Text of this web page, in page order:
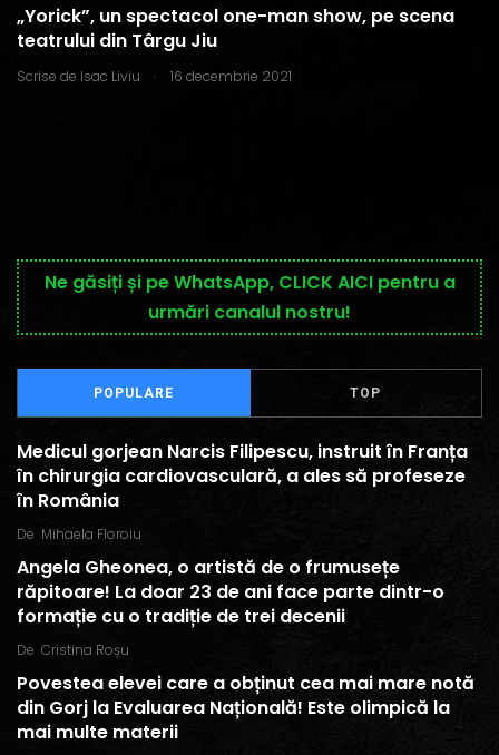
„Yorick”, un spectacol one-man show, pe scena
teatrului din Târgu Jiu
Scrise de Isac Liviu . 16 decembrie 2021
Ne găsiți și pe WhatsApp, CLICK AICI pentru a
urmări canalul nostru!
POPULARE TOP
Medicul gorjean Narcis Filipescu, instruit în Franța
în chirurgia cardiovasculară, a ales să profeseze
în România
De Mihaela Floroiu
Angela Gheonea, o artistă de o frumusețe
răpitoare! La doar 23 de ani face parte dintr-o
formație cu o tradiție de trei decenii
De Cristina Roșu
Povestea elevei care a obținut cea mai mare notă
din Gorj la Evaluarea Națională! Este olimpică la
mai multe materii